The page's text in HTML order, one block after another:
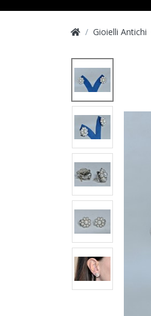
Gioielli Antichi